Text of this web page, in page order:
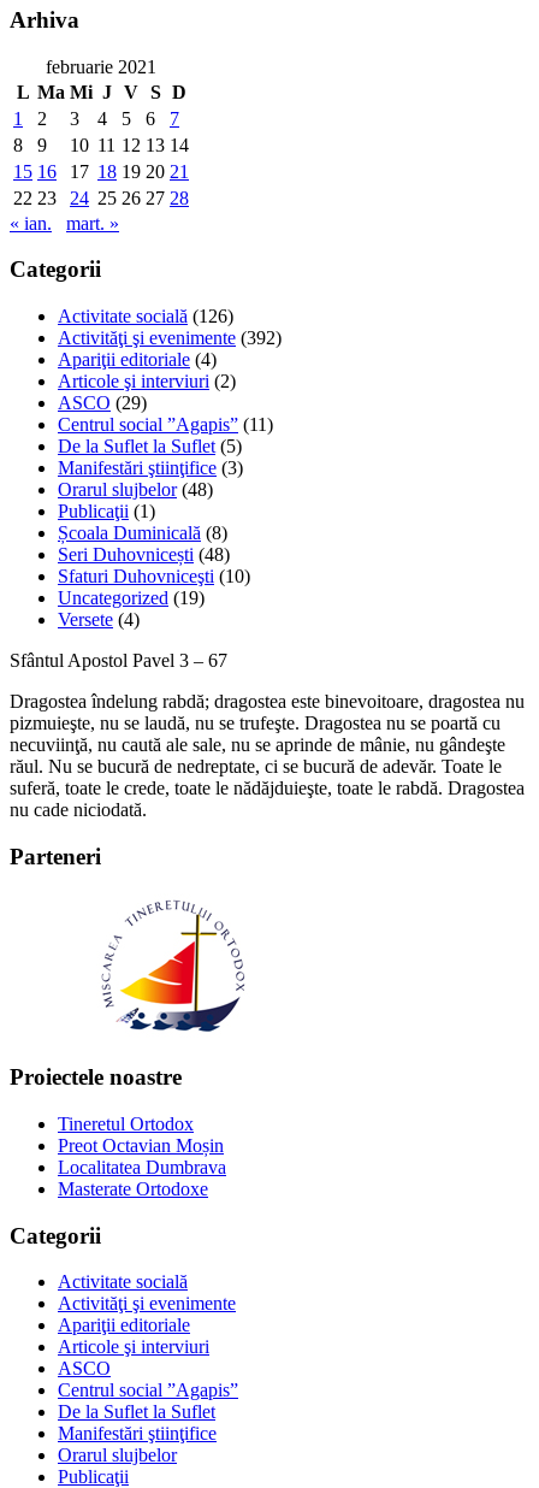
Arhiva
februarie 2021
L Ma Mi J V S D
1
2 3 4 5 6
7
8
9 10 11 12 13 14
15 16 17 18 19 20 21
22 23 24 25 26 27 28
« ian.
mart. »
Categorii
Activitate socială (126)
Activităţi şi evenimente (392)
Apariţii editoriale (4)
Articole şi interviuri (2)
ASCO (29)
Centrul social ”Agapis” (11)
De la Suflet la Suflet (5)
Manifestări ştiinţifice (3)
Orarul slujbelor(48)
Publicaţii (1)
Școala Duminicală (8)
Seri Duhovnicești (48)
Sfaturi Duhovniceşti (10)
Uncategorized (19)
Versete (4)
Sfântul Apostol Pavel 3 – 67
Dragostea îndelung rabdă; dragostea este binevoitoare, dragostea nu
pizmuieşte, nu se laudă, nu se trufeşte. Dragostea nu se poartă cu
necuviinţă, nu caută ale sale, nu se aprinde de mânie, nu gândeşte
răul. Nu se bucură de nedreptate, ci se bucură de adevăr. Toate le
suferă, toate le crede, toate le nădăjduieşte, toate le rabdă. Dragostea
nu cade niciodată.
Parteneri
Proiectele noastre
Tineretul Ortodox
Preot Octavian Moșin
Localitatea Dumbrava
Masterate Ortodoxe
Categorii
Activitate socială
Activităţi şi evenimente
Apariţii editoriale
Articole şi interviuri
ASCO
Centrul social ”Agapis”
De la Suflet la Suflet
Manifestări ştiinţifice
Orarul slujbelor
Publicaţii